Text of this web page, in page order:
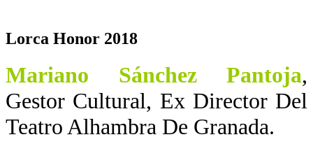
Lorca Honor 2018
Mariano Sánchez Pantoja,
Gestor Cultural, Ex Director Del
Teatro Alhambra De Granada.